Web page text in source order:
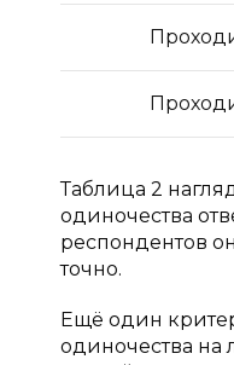
Таблица 2
одиночества
респондентов
точно.
Ещё один
одиночества на